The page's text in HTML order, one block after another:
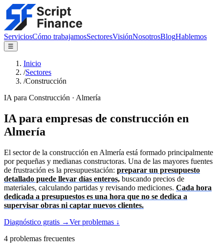
ServiciosCómo trabajamosSectoresVisiónNosotrosBlogHablemos
☰
Inicio
/Sectores
/Construcción
IA para Construcción · Almería
IA para empresas de construcción en
Almería
El sector de la construcción en Almería está formado principalmente
por pequeñas y medianas constructoras. Una de las mayores fuentes
de frustración es la presupuestación: preparar un presupuesto
detallado puede llevar días enteros, buscando precios de
materiales, calculando partidas y revisando mediciones. Cada hora
dedicada a presupuestos es una hora que no se dedica a
supervisar obras ni captar nuevos clientes.
Diagnóstico gratis →Ver problemas ↓
4 problemas frecuentes